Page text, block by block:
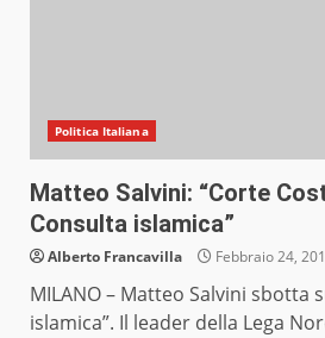
Politica Italiana
Matteo Salvini: “Corte
Consulta islamica”
Alberto Francavilla Febbraio 24,
MILANO – Matteo Salvini sbotta
islamica”. Il leader della Lega